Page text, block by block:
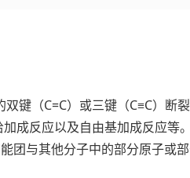
键（C=C）或三键（C≡C）断
成反应以及自由基加成反应等。
团与其他分子中的部分原子或